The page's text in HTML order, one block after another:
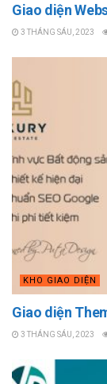
Giao diện
3 THÁNG SÁU, 2023
KHO GIAO DIỆN
Giao diện
3 THÁNG SÁU, 2023